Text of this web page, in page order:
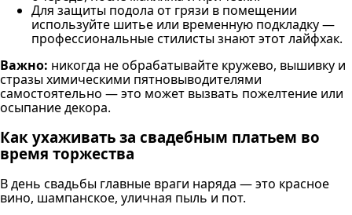
Для защиты подола от грязи в помещении
используйте шитье или временную подкладку —
профессиональные стилисты знают этот лайфхак.
Важно: никогда не обрабатывайте кружево, вышивку и
стразы химическими пятновыводителями
самостоятельно — это может вызвать пожелтение или
осыпание декора.
Как ухаживать за свадебным платьем во
время торжества
В день свадьбы главные враги наряда — это красное
вино, шампанское, уличная пыль и пот.